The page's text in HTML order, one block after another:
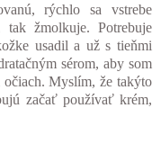
rýchlo sa vstrebe
tak žmolkuje. Potrebuje
usadil a už s tieňmi
sérom, aby som
očiach. Myslím, že takýto
začať používať krém,